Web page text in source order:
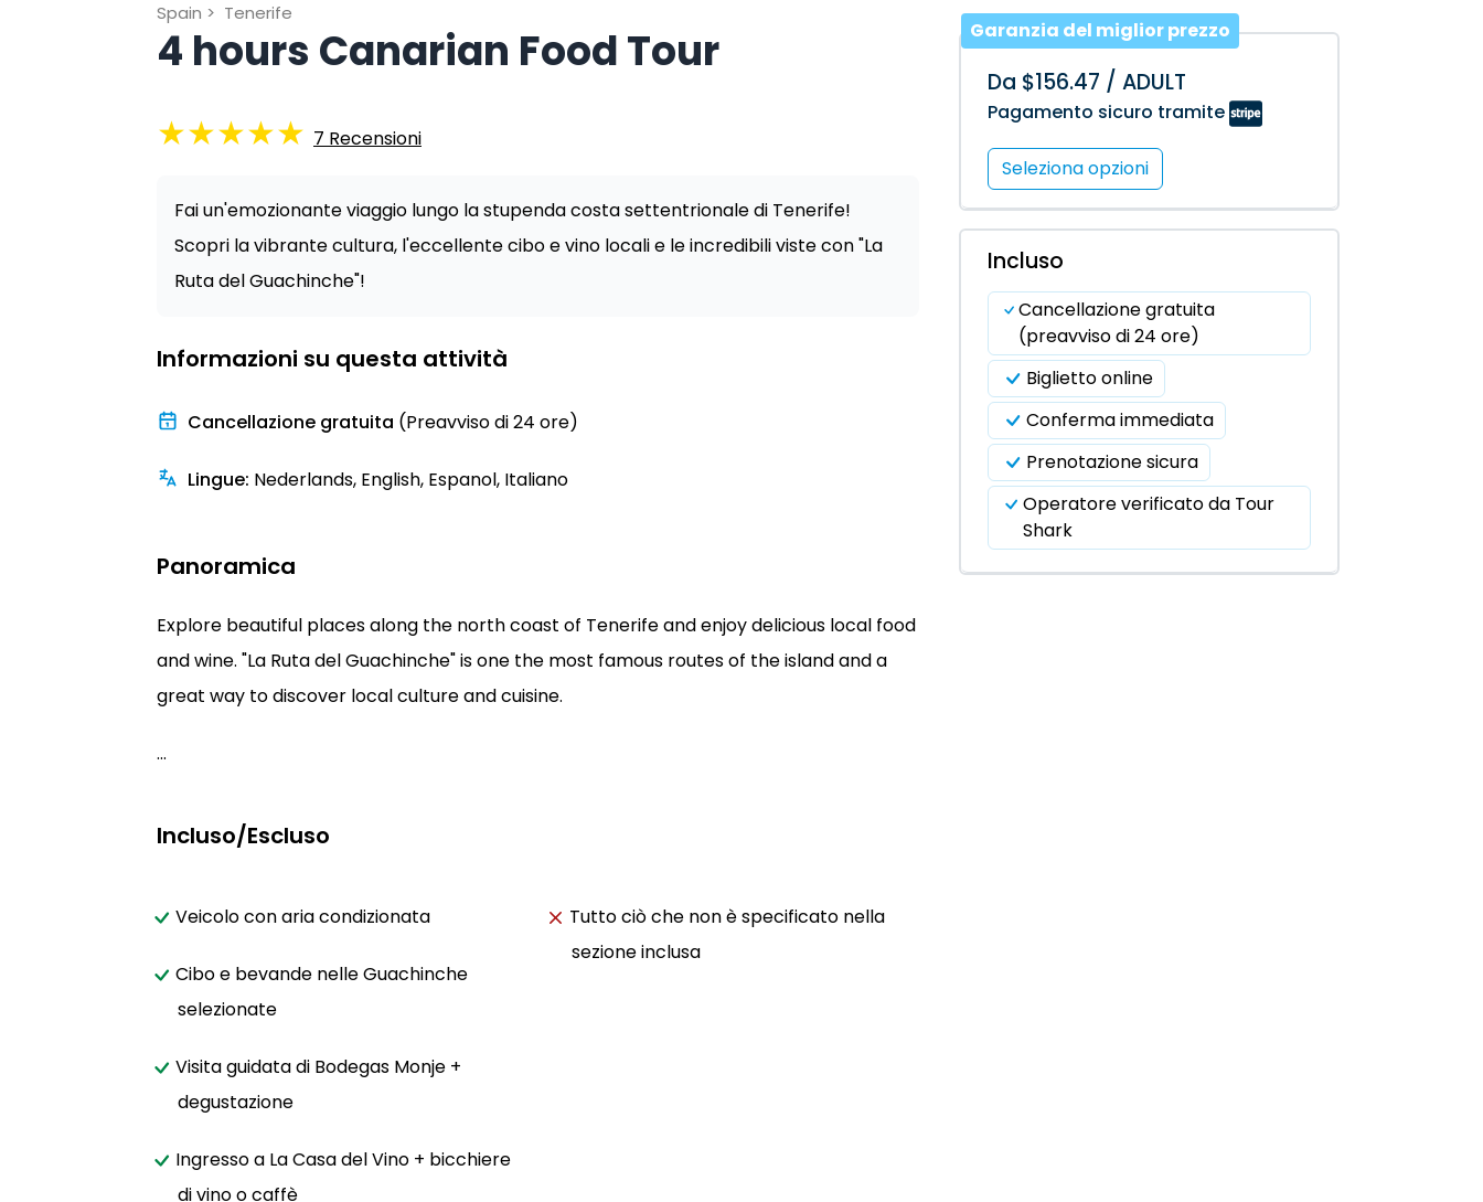
Spain > Tenerife
4 hours Canarian Food Tour
★★★★★ 7 Recensioni
Fai un'emozionante viaggio lungo la stupenda costa settentrionale di Tenerife!
Scopri la vibrante cultura, l'eccellente cibo e vino locali e le incredibili viste con "La
Ruta del Guachinche"!
Informazioni su questa attività
Cancellazione gratuita (Preavviso di 24 ore)
Lingue: Nederlands, English, Espanol, Italiano
Panoramica
Explore beautiful places along the north coast of Tenerife and enjoy delicious local food
and wine. "La Ruta del Guachinche" is one the most famous routes of the island and a
great way to discover local culture and cuisine.
...
Incluso/Escluso
Veicolo con aria condizionata
Cibo e bevande nelle Guachinche
selezionate
Visita guidata di Bodegas Monje +
degustazione
Ingresso a La Casa del Vino + bicchiere
di vino o caffè
Tutto ciò che non è specificato nella
sezione inclusa
Garanzia del miglior prezzo
Da $156.47 / ADULT
Pagamento sicuro tramite
Seleziona opzioni
Incluso
Cancellazione gratuita
(preavviso di 24 ore)
Biglietto online
Conferma immediata
Prenotazione sicura
Operatore verificato da Tour
Shark